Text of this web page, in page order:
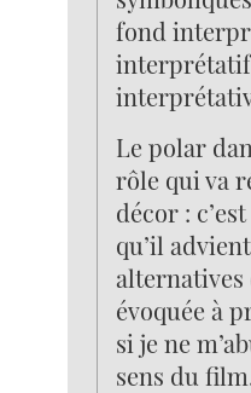
fond
interprétatif
Le polar
rôle qui va
décor :
qu’il
alternatives
évoquée à
si je ne
sens du